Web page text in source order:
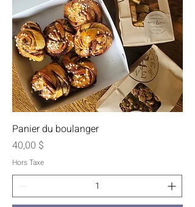
Panier du boulanger
Prix
40,00 $
Hors Taxe